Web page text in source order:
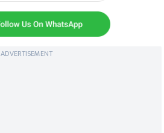
ADVERTISEMENT